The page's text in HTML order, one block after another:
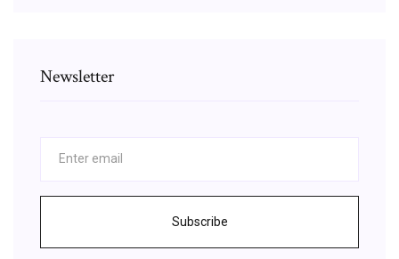
Newsletter
Subscribe